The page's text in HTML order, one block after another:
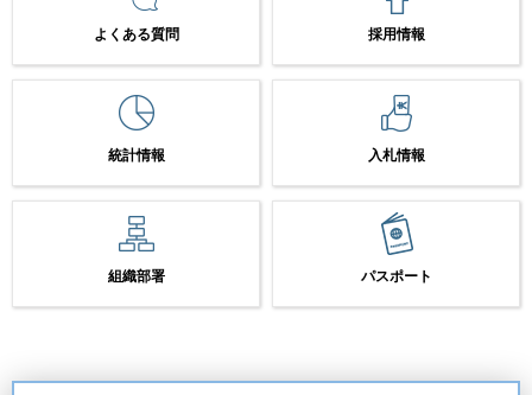
よくある質問 採用情報
統計情報 入札情報
組織部署 パスポート